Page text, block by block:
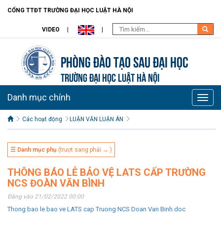
CỔNG TTĐT TRƯỜNG ĐẠI HỌC LUẬT HÀ NỘI
VIDEO
Phòng Đào tạo Sau đại học
TRƯỜNG ĐẠI HỌC LUẬT HÀ NỘI
Toggle
Danh mục chính
Các hoạt động LUẬN VĂN LUẬN ÁN
☰ Danh mục phụ (trượt sang phải → )
THÔNG BÁO LỄ BẢO VỆ LATS CẤP TRƯỜNG
NCS ĐOÀN VĂN BÌNH
Đăng vào 21/02/2022 00:00
Thong bao le bao ve LATS cap Truong NCS Doan Van Binh.doc